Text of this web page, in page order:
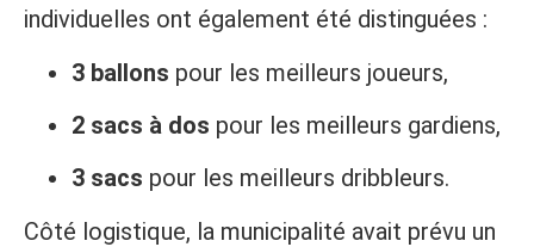
individuelles ont également été distinguées :
3 ballons pour les meilleurs joueurs,
2 sacs à dos pour les meilleurs gardiens,
3 sacs pour les meilleurs dribbleurs.
Côté logistique, la municipalité avait prévu un